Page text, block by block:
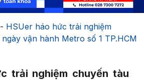
- HSUer háo hức trải nghiệm
vận hành Metro số 1 TP.HCM
trải nghiệm chuyến tàu